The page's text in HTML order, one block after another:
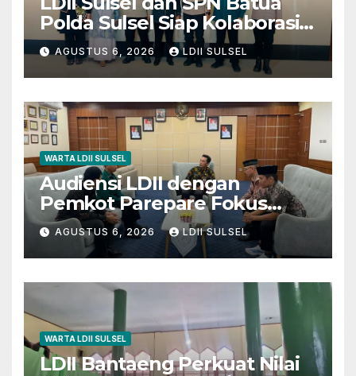
Polda Sulsel Siap Kolaborasi
Bakti Sosial Sambut HUT RI
ke-81
AGUSTUS 6, 2026 LDII SULSEL
WARTA LDII SULSEL
Audiensi LDII dengan
Pemkot Parepare Fokus
pada Pembinaan Generasi
Muda dan 29 Karakter Luhur
AGUSTUS 6, 2026 LDII SULSEL
WARTA LDII SULSEL
LDII Bantaeng Perkuat Nilai